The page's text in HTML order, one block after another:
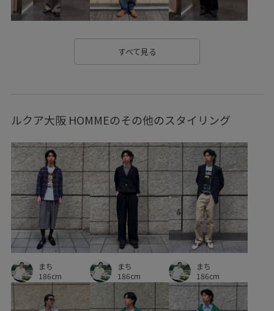
すべて見る
ルクア大阪 HOMMEのその他のスタイリング
まち
186cm
まち
186cm
まち
186cm